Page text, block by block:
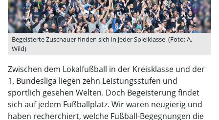
Begeisterte Zuschauer finden sich in jeder Spielklasse. (Foto: A.
Wild)
Zwischen dem Lokalfußball in der Kreisklasse und der
1. Bundesliga liegen zehn Leistungsstufen und
sportlich gesehen Welten. Doch Begeisterung findet
sich auf jedem Fußballplatz. Wir waren neugierig und
haben recherchiert, welche Fußball-Begegnungen die